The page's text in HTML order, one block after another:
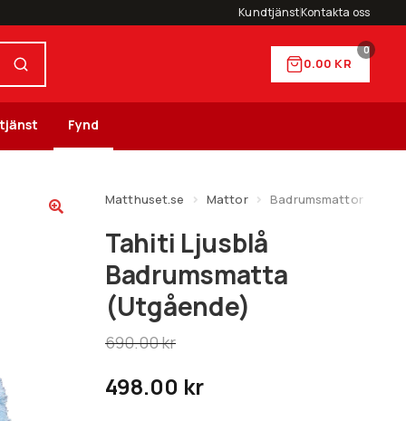
KundtjänstKontakta oss
0.00 KR
0
Fynd
Matthuset.se Mattor Badrumsmattor
Tahiti Ljusblå
Badrumsmatta
(Utgående)
690.00kr
498.00 kr